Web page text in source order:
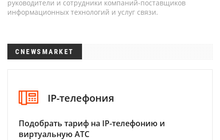
руководители и сотрудники компаний-поставщиков
информационных технологий и услуг связи.
CNEWSMARKET
IP-телефония
Подобрать тариф на IP-телефонию и
виртуальную АТС